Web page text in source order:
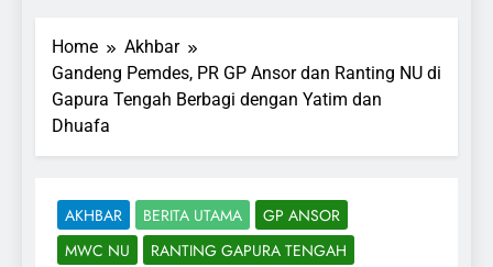
Home
Akhbar
Gandeng Pemdes, PR GP Ansor dan Ranting NU di
Gapura Tengah Berbagi dengan Yatim dan
Dhuafa
AKHBAR BERITA UTAMA
GP ANSOR
MWC NU
RANTING GAPURA TENGAH